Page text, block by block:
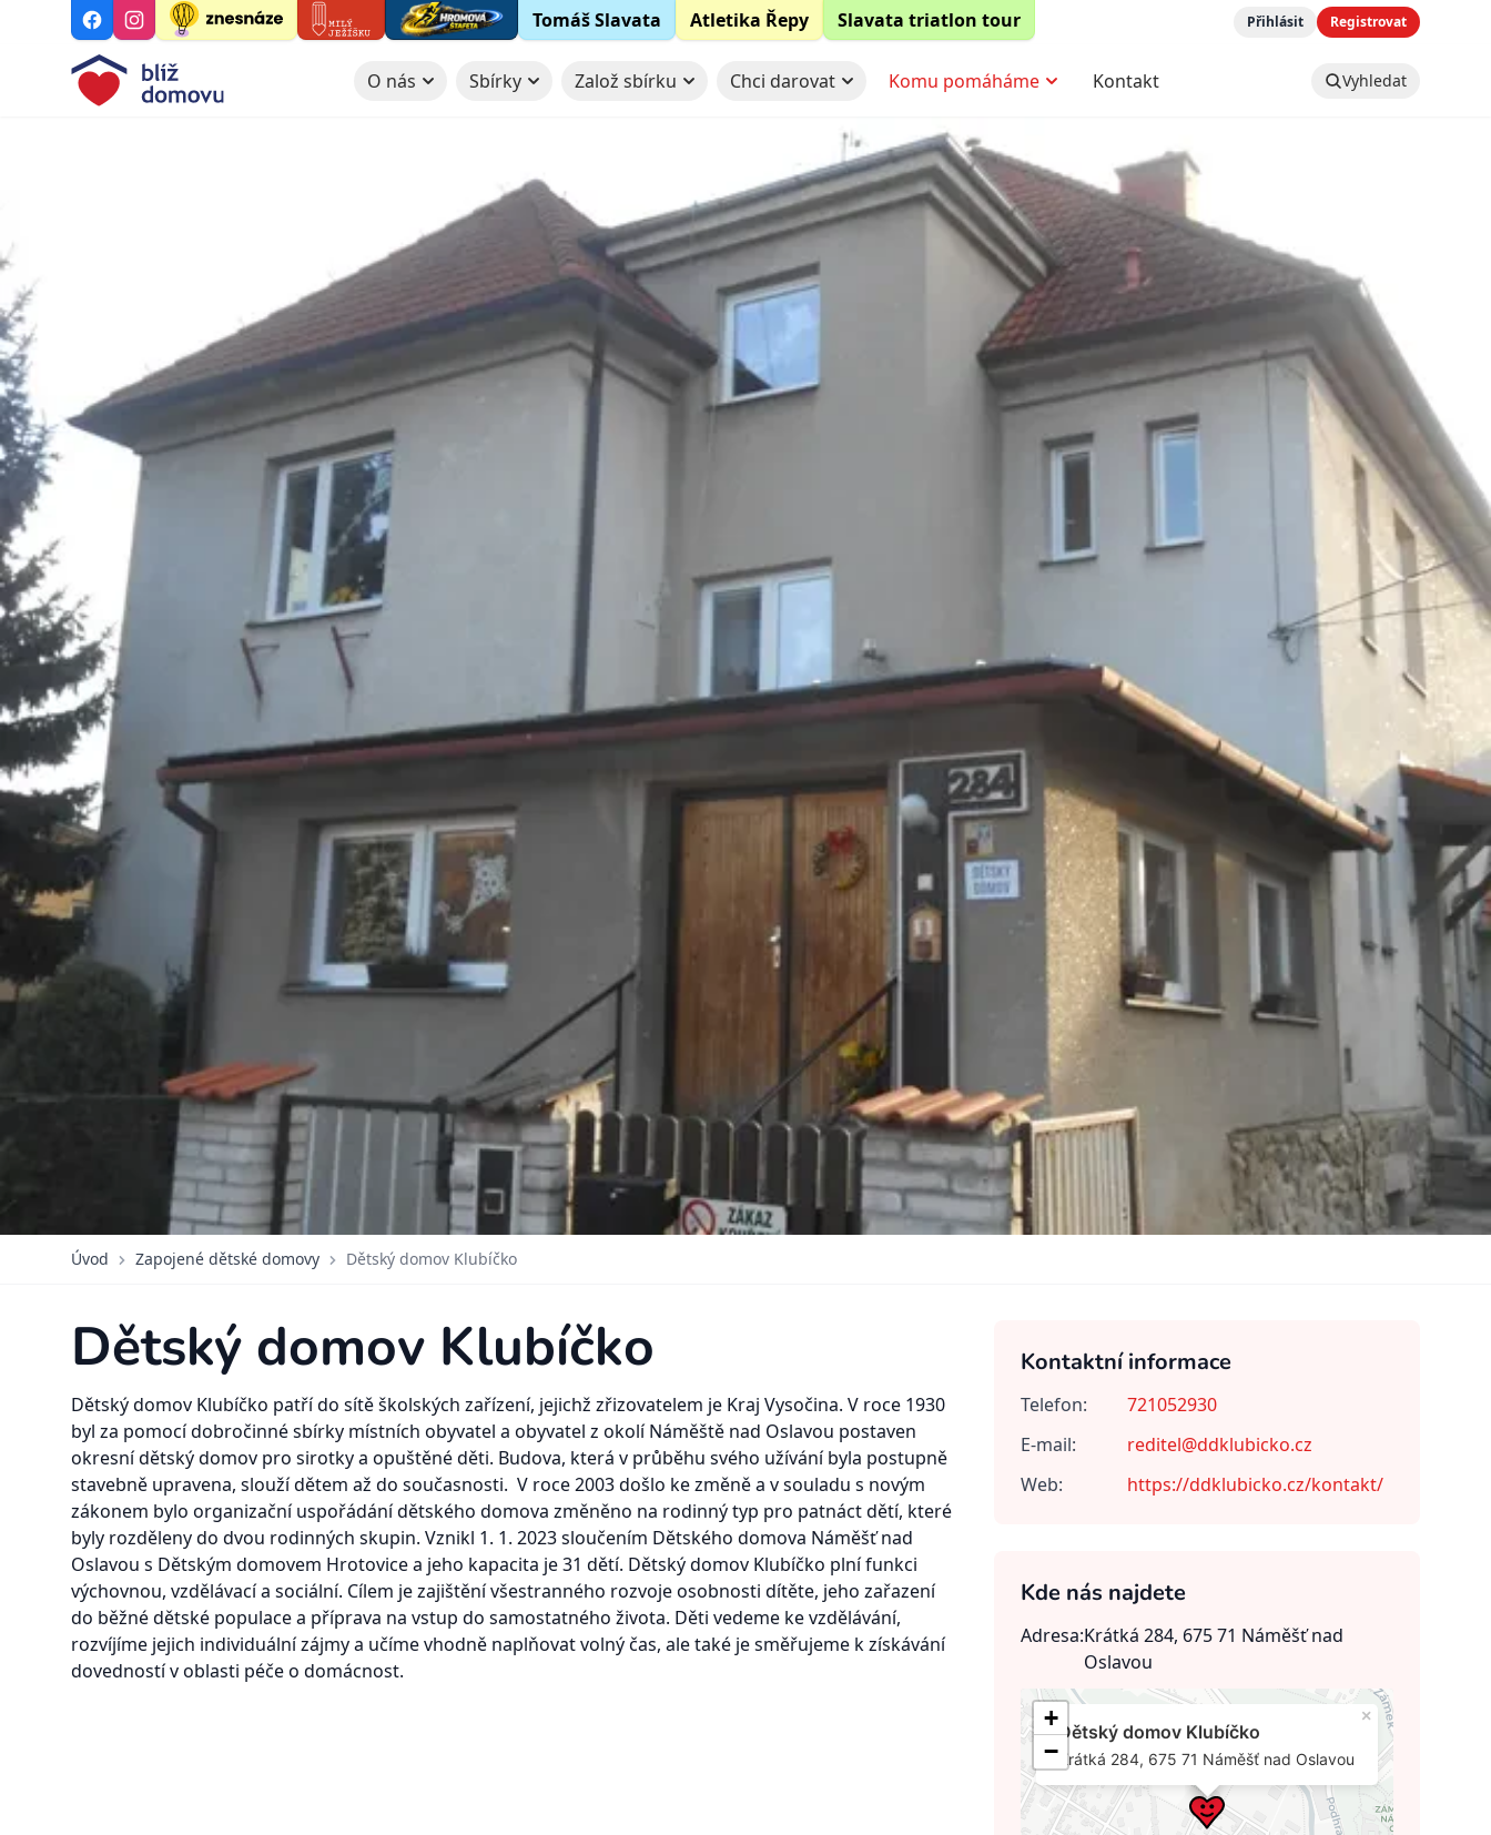
Tomáš Slavata Atletika Řepy Slavata triatlon tour Přihlásit Registrovat
O nás Sbírky Založ sbírku Chci darovat Komu pomáháme Kontakt Vyhledat
Úvod Zapojené dětské domovy Dětský domov Klubíčko
Dětský domov Klubíčko
Dětský domov Klubíčko patří do sítě školských zařízení, jejichž zřizovatelem je Kraj Vysočina. V roce 1930
byl za pomocí dobročinné sbírky místních obyvatel a obyvatel z okolí Náměště nad Oslavou postaven
okresní dětský domov pro sirotky a opuštěné děti. Budova, která v průběhu svého užívání byla postupně
stavebně upravena, slouží dětem až do současnosti. V roce 2003 došlo ke změně a v souladu s novým
zákonem bylo organizační uspořádání dětského domova změněno na rodinný typ pro patnáct dětí, které
byly rozděleny do dvou rodinných skupin. Vznikl 1. 1. 2023 sloučením Dětského domova Náměšť nad
Oslavou s Dětským domovem Hrotovice a jeho kapacita je 31 dětí. Dětský domov Klubíčko plní funkci
výchovnou, vzdělávací a sociální. Cílem je zajištění všestranného rozvoje osobnosti dítěte, jeho zařazení
do běžné dětské populace a příprava na vstup do samostatného života. Děti vedeme ke vzdělávání,
rozvíjíme jejich individuální zájmy a učíme vhodně naplňovat volný čas, ale také je směřujeme k získávání
dovedností v oblasti péče o domácnost.
Kontaktní informace
Telefon:
721052930
E-mail:
reditel@ddklubicko.cz
Web:
https://ddklubicko.cz/kontakt/
Kde nás najdete
Adresa:Krátká 284, 675 71 Náměšť nad
Oslavou
Dětský domov Klubíčko
Krátká 284, 675 71 Náměšť nad Oslavou
×
+
−